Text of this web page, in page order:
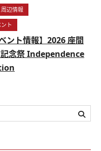
辺情報
ト
ント情報】2026 座間
記念祭 Independence